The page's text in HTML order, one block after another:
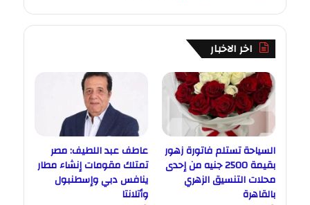
اخر الاخبار
السياحة تستلم فاتورة زهور
بقيمة 2500 جنيه من إحدى
محلات التنسيق الزهري
بالقاهرة
عاطف عبد اللطيف: مصر
تمتلك مقومات إنشاء مطار
ينافس دبي وإسطنبول
وأتلانتا